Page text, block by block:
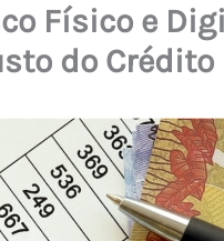
Físico e
do Crédito